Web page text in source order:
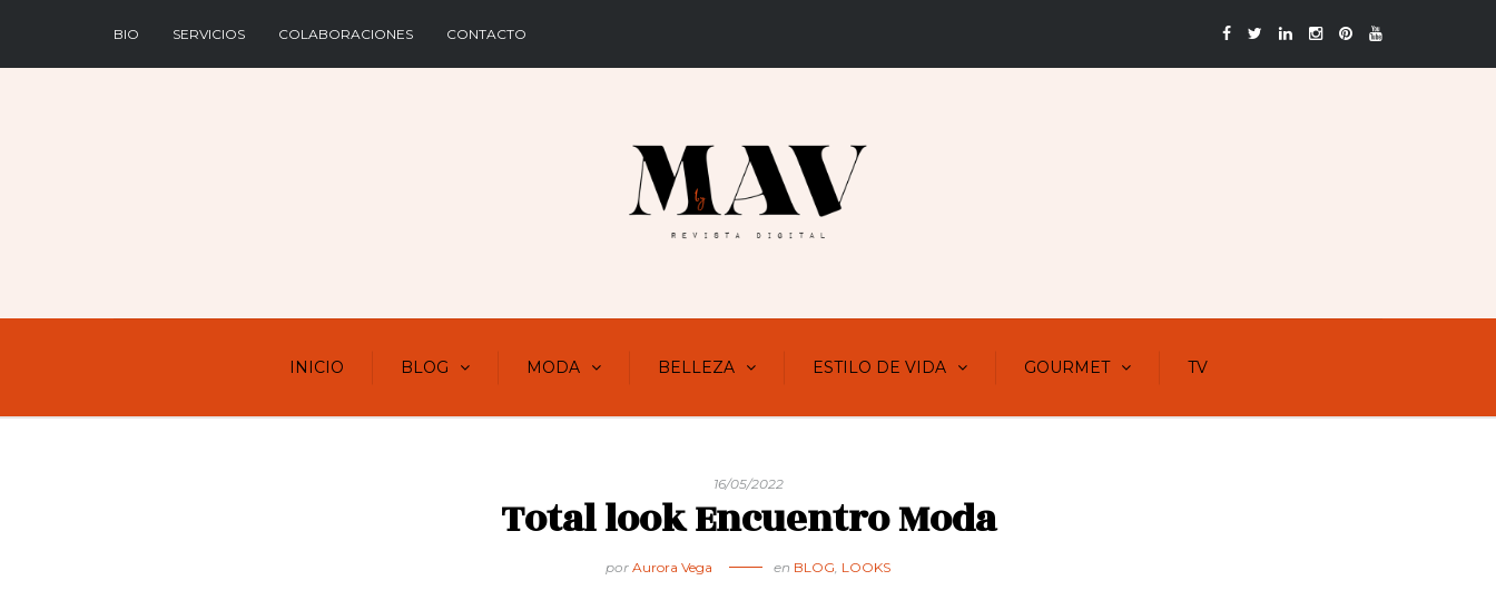
BIO SERVICIOS COLABORACIONES CONTACTO
INICIO BLOG MODA BELLEZA ESTILO DE VIDA GOURMET TV
16/05/2022
Total look Encuentro Moda
por Aurora Vega en BLOG, LOOKS